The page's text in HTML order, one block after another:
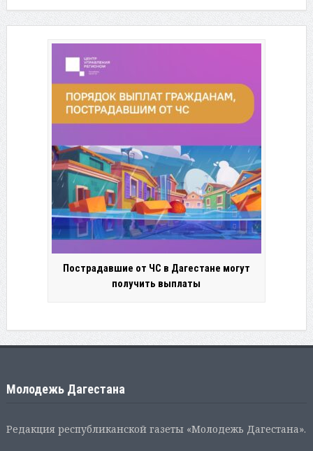
Пострадавшие от ЧС в Дагестане могут
получить выплаты
Молодежь Дагестана
Редакция республиканской газеты «Молодежь Дагестана».